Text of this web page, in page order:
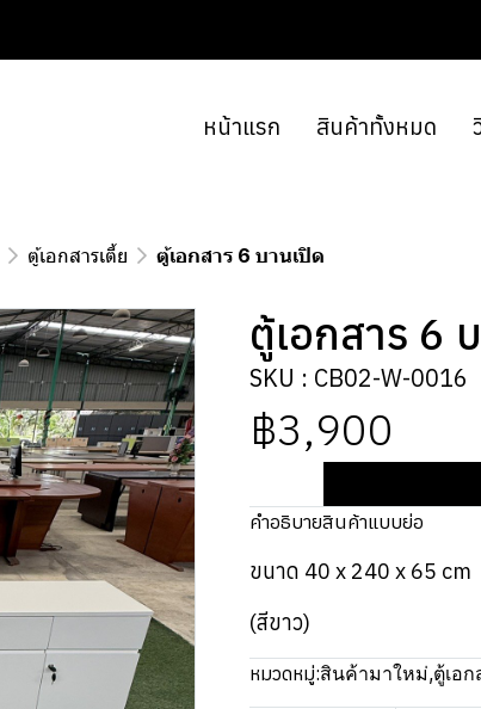
หน้าแรก สินค้าทั้งหมด
ตู้เอกสารเตี้ย ตู้เอกสาร 6 บานเปิด
ตู้เอกสาร 6
SKU : CB02-W-0016
฿3,900
คำอธิบายสินค้าแบบย่อ
ขนาด 40 x 240 x 65 cm
(สีขาว)
หมวดหมู่:สินค้ามาใหม่,ตู้เอก